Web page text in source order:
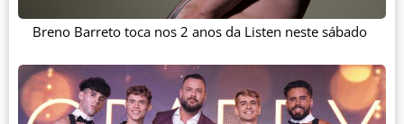
Breno Barreto toca nos 2 anos da Listen neste sábado